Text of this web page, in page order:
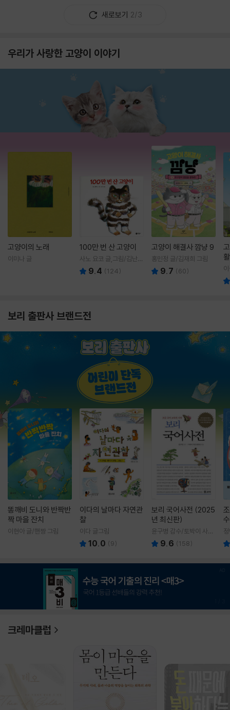
새로보기 2/3
우리가 사랑한 고양이 이야기
고양이의 노래
이미나 글
100만 번 산 고양이
사노 요코 글,그림/김난주
역 9.4 (124)
고양이 해결사 깜냥 9
홍민정 글/김재희 그림
9.7 (60)
보리 출판사 브랜드전
똥깨비 도니와 반짝반
짝 마을 잔치
이현아 글/핸짱 그림
이다의 날마다 자연관
찰
이다 글그림
10.0 (9)
보리 국어사전 (2025
년 최신판)
윤구병 감수/토박이 사전
편찬실 편
9.6 (158)
크레마클럽